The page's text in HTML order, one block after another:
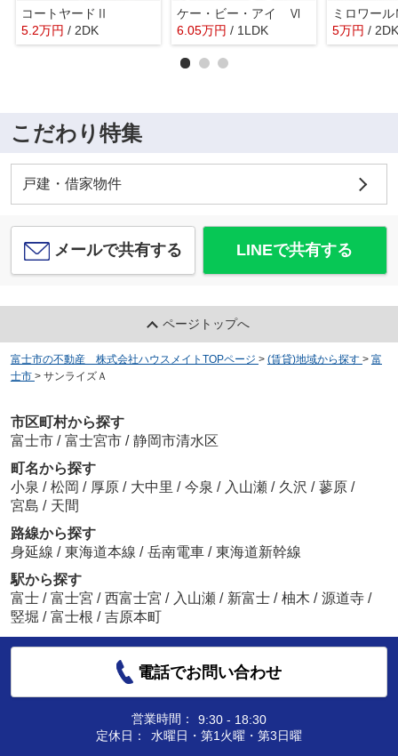
コートヤードⅡ
5.2万円 / 2DK
ケー・ビー・アイ Ⅵ
6.05万円 / 1LDK
ミロワール
5万円 / 2DK
こだわり特集
戸建・借家物件
メールで共有する LINEで共有する
ページトップへ
富士市の不動産 株式会社ハウスメイトTOPページ > (賃貸)地域から探す > 富
士市 > サンライズＡ
市区町村から探す
富士市 / 富士宮市 / 静岡市清水区
町名から探す
小泉 / 松岡 / 厚原 / 大中里 / 今泉 / 入山瀬 / 久沢 / 蓼原 /
宮島 / 天間
路線から探す
身延線 / 東海道本線 / 岳南電車 / 東海道新幹線
駅から探す
富士 / 富士宮 / 西富士宮 / 入山瀬 / 新富士 / 柚木 / 源道寺 /
竪堀 / 富士根 / 吉原本町
電話でお問い合わせ
営業時間：
9:30 - 18:30
定休日：
水曜日・第1火曜・第3日曜